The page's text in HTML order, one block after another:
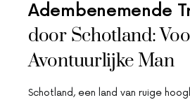
Adembenemende
door Schotland:
Avontuurlijke Man
Schotland, een land van ruige